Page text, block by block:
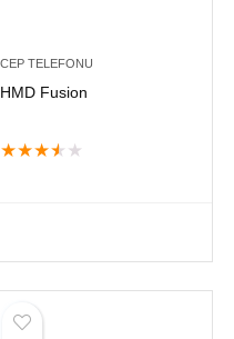
CEP TELEFONU
HMD Fusion
★★★★ ★